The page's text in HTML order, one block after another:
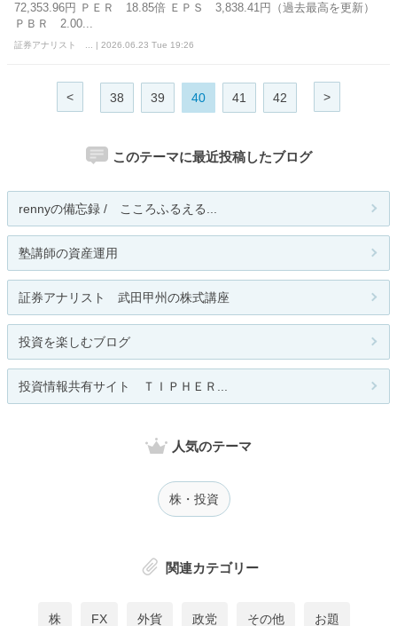
72,353.96円 ＰＥＲ 18.85倍 ＥＰＳ 3,838.41円（過去最高を更新）
ＰＢＲ 2.00...
証券アナリスト ... | 2026.06.23 Tue 19:26
< 38 39 40 41 42 >
このテーマに最近投稿したブログ
rennyの備忘録 / こころふるえる...
塾講師の資産運用
証券アナリスト 武田甲州の株式講座
投資を楽しむブログ
投資情報共有サイト ＴＩＰＨＥＲ...
人気のテーマ
株・投資
関連カテゴリー
株 FX 外貨 政党 その他 お題